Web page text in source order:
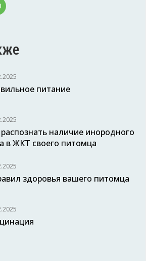
питание
распознать наличие инородного
в ЖКТ своего питомца
здоровья вашего питомца